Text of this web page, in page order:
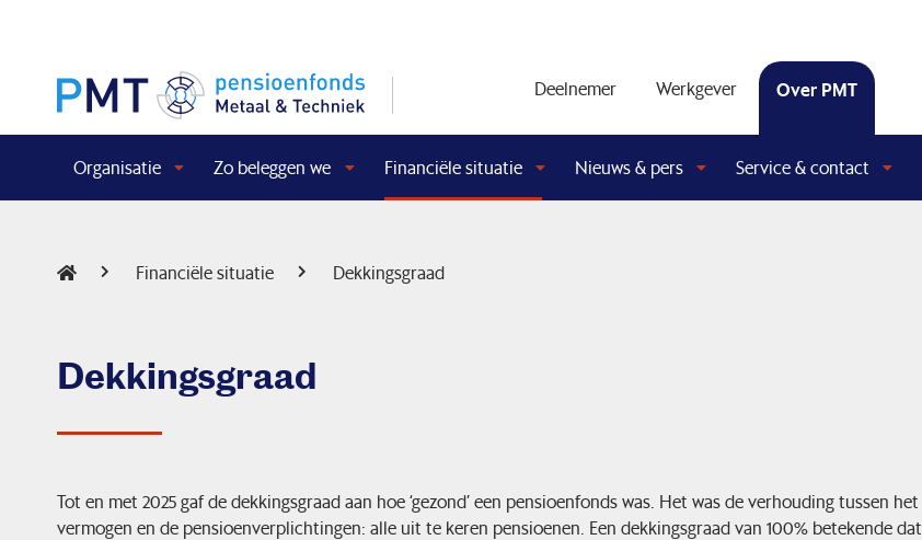
Deelnemer Werkgever Over PMT
Organisatie Zo beleggen we Financiële situatie Nieuws & pers Service & contact
Financiële situatie Dekkingsgraad
Dekkingsgraad
Tot en met 2025 gaf de dekkingsgraad aan hoe ‘gezond’ een pensioenfonds was. Het was de verhouding tussen het
vermogen en de pensioenverplichtingen: alle uit te keren pensioenen. Een dekkingsgraad van 100% betekende dat